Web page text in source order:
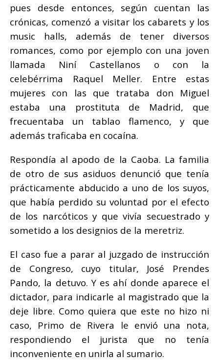
pues desde entonces, según cuentan las
crónicas, comenzó a visitar los cabarets y los
music halls, además de tener diversos
romances, como por ejemplo con una joven
llamada Niní Castellanos o con la
celebérrima Raquel Meller. Entre estas
mujeres con las que trataba don Miguel
estaba una prostituta de Madrid, que
frecuentaba un tablao flamenco, y que
además traficaba en cocaína.
Respondía al apodo de la Caoba. La familia
de otro de sus asiduos denunció que tenía
prácticamente abducido a uno de los suyos,
que había perdido su voluntad por el efecto
de los narcóticos y que vivía secuestrado y
sometido a los designios de la meretriz.
El caso fue a parar al juzgado de instrucción
de Congreso, cuyo titular, José Prendes
Pando, la detuvo. Y es ahí donde aparece el
dictador, para indicarle al magistrado que la
deje libre. Como quiera que este no hizo ni
caso, Primo de Rivera le envió una nota,
respondiendo el jurista que no tenía
inconveniente en unirla al sumario.